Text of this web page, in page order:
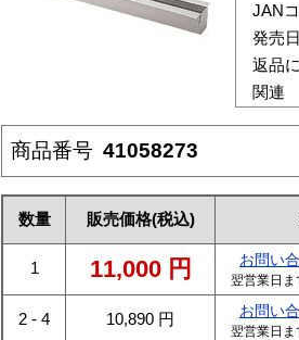
JAN
発売日
返品
関連
商品番号 41058273
数量 販売価格(税込)
1 11,000 円 お問い
翌営業日
2 - 4 10,890 円 お問い
翌営業日